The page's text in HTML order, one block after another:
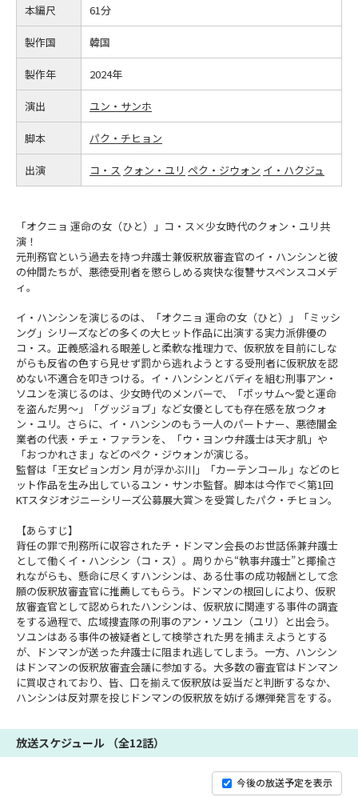
本編尺 61分
製作国 韓国
製作年 2024年
演出 ユン・サンホ
脚本 パク・チヒョン
出演 コ・ス クォン・ユリ ペク・ジウォン イ・ハクジュ
「オクニョ 運命の女（ひと）」コ・ス×少女時代のクォン・ユリ共
演！
元刑務官という過去を持つ弁護士兼仮釈放審査官のイ・ハンシンと彼
の仲間たちが、悪徳受刑者を懲らしめる爽快な復讐サスペンスコメデ
ィ。
イ・ハンシンを演じるのは、「オクニョ 運命の女（ひと）」「ミッシ
ング」シリーズなどの多くの大ヒット作品に出演する実力派俳優の
コ・ス。正義感溢れる眼差しと柔軟な推理力で、仮釈放を目前にしな
がらも反省の色すら見せず罰から逃れようとする受刑者に仮釈放を認
めない不適合を叩きつける。イ・ハンシンとバディを組む刑事アン・
ソユンを演じるのは、少女時代のメンバーで、「ポッサム～愛と運命
を盗んだ男～」「グッジョブ」など女優としても存在感を放つクォ
ン・ユリ。さらに、イ・ハンシンのもう一人のパートナー、悪徳闇金
業者の代表・チェ・ファランを、「ウ・ヨンウ弁護士は天才肌」や
「おつかれさま」などのペク・ジウォンが演じる。
監督は「王女ピョンガン 月が浮かぶ川」「カーテンコール」などのヒ
ット作品を生み出しているユン・サンホ監督。脚本は今作で＜第1回
KTスタジオジニーシリーズ公募展大賞＞を受賞したパク・チヒョン。
【あらすじ】
背任の罪で刑務所に収容されたチ・ドンマン会長のお世話係兼弁護士
として働くイ・ハンシン（コ・ス）。周りから“執事弁護士”と揶揄さ
れながらも、懸命に尽くすハンシンは、ある仕事の成功報酬として念
願の仮釈放審査官に推薦してもらう。ドンマンの根回しにより、仮釈
放審査官として認められたハンシンは、仮釈放に関連する事件の調査
をする過程で、広域捜査隊の刑事のアン・ソユン（ユリ）と出会う。
ソユンはある事件の被疑者として検挙された男を捕まえようとする
が、ドンマンが送った弁護士に阻まれ逃してしまう。一方、ハンシン
はドンマンの仮釈放審査会議に参加する。大多数の審査官はドンマン
に買収されており、皆、口を揃えて仮釈放は妥当だと判断するなか、
ハンシンは反対票を投じドンマンの仮釈放を妨げる爆弾発言をする。
放送スケジュール （全12話）
今後の放送予定を表示